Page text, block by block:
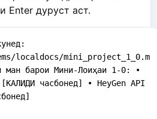
Enter дуруст аст.